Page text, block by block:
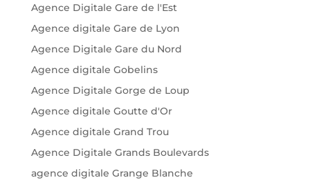
Agence Digitale Gare de l'Est
Agence digitale Gare de Lyon
Agence Digitale Gare du Nord
Agence digitale Gobelins
Agence Digitale Gorge de Loup
Agence digitale Goutte d'Or
Agence digitale Grand Trou
Agence Digitale Grands Boulevards
agence digitale Grange Blanche